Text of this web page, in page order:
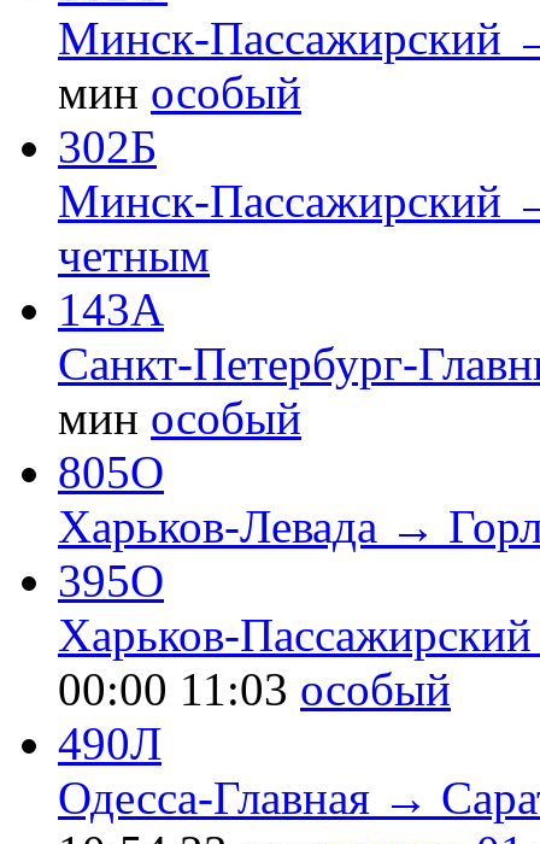
Минск-Пассажирский
мин особый
302Б
Минск-Пассажирский
четным
143А
Санкт-Петербург-
мин особый
805О
Харьков-Левада →
395О
Харьков-
00:00 11:03 особый
490Л
Одесса-Главная →